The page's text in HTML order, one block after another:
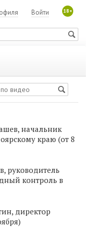
18+
Войти
начальник
краю (от 8
руководитель
контроль в
директор